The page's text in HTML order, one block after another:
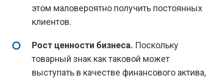
этом маловероятно получить постоянных
клиентов.
Рост ценности бизнеса. Поскольку
товарный знак как таковой может
выступать в качестве финансового актива,